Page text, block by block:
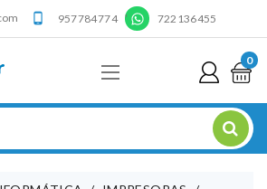
 957784774 ' 722136455
0